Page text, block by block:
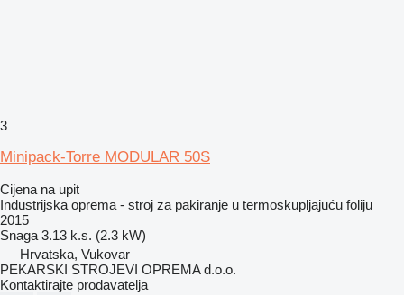
3
Minipack-Torre MODULAR 50S
Cijena na upit
Industrijska oprema - stroj za pakiranje u termoskupljajuću foliju
2015
Snaga 3.13 k.s. (2.3 kW)
Hrvatska, Vukovar
PEKARSKI STROJEVI OPREMA d.o.o.
Kontaktirajte prodavatelja